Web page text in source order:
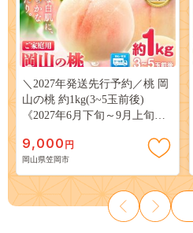
＼2027年発送先行予約／桃 岡
山の桃 約1kg(3~5玉前後)
《2027年6月下旬～9月上旬頃
岡山 はくとう スイーツ フル
ーツ 果物 デザート 旬 モモ も
も 先行予約 送料無料 果物 岡
山県 笠岡市 清水白桃 白鳳 白
麗 クール便---
kasaoka_zsy_419_100---
9,000 円
岡山県笠岡市